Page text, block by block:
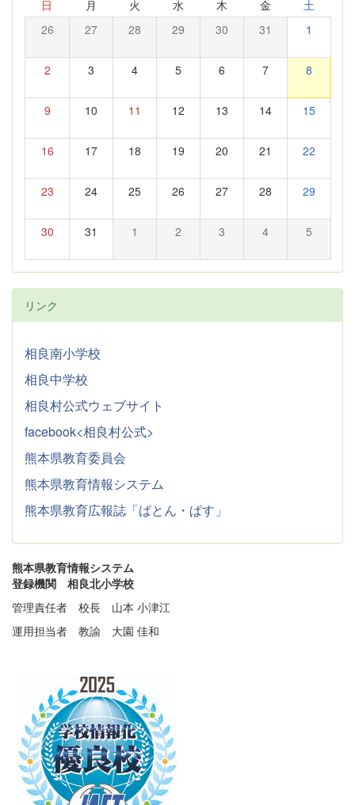
日 月 火 水 木 金 土
26 27 28 29 30 31 1
2 3 4 5 6 7 8
9 10 11 12 13 14 15
16 17 18 19 20 21 22
23 24 25 26 27 28 29
30 31 1 2 3 4 5
リンク
相良南小学校
相良中学校
相良村公式ウェブサイト
facebook<相良村公式>
熊本県教育委員会
熊本県教育情報システム
熊本県教育広報誌「ばとん・ぱす」
熊本県教育情報システム
登録機関 相良北小学校
管理責任者 校長 山本 小津江
運用担当者 教諭 大園 佳和